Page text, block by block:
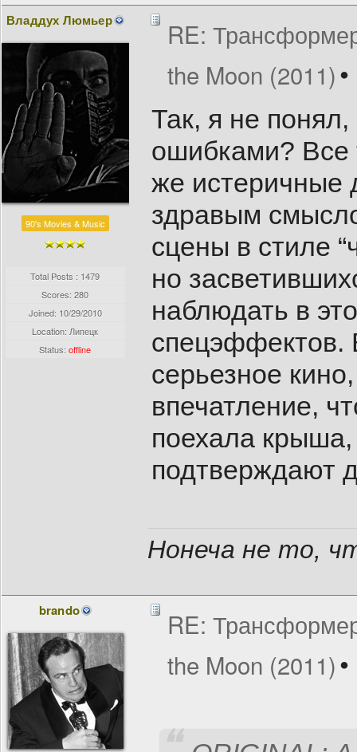
Владдух Люмьер
90's Movies & Music
Total Posts : 1479
Scores: 280
Joined: 10/29/2010
Location: Липецк
Status:offline
RE:
the Moon (2011)
Так, я не
ошибками? Все
же истеричные
здравым
сцены в стиле
но
наблюдать в
спецэффектов.
серьезное
впечатление,
поехала крыша,
подтверждают
Нонеча не то,
brando
RE:
the Moon (2011)